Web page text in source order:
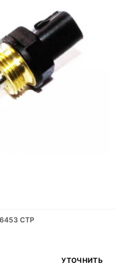
Датчик температуры 2566453 CTP
УТОЧНИТЬ